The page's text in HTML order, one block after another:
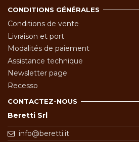
CONDITIONS GÉNÉRALES
Conditions de vente
Livraison et port
Modalités de paiement
Assistance technique
Newsletter page
Recesso
CONTACTEZ-NOUS
Beretti Srl
info@beretti.it